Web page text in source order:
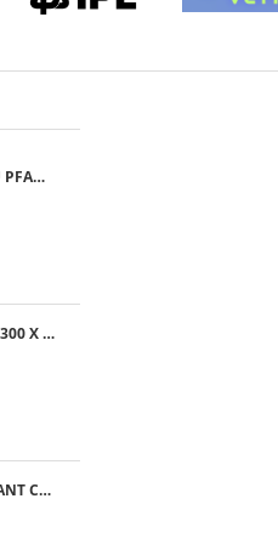
GRILA CU FILTRU PFANNENBERG PFA 10.000
GRILA EXTERNA, 300 X 300 MM
MATERIAL FILTRANT CLASA G4 - RULOU